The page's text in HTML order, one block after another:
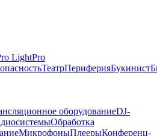
LightPro
ТеатрПериферияБукинист
оборудованиеDJ-
Обработка
МикрофоныПлеерыКонференц-